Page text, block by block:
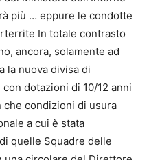
più … eppure le condotte
In totale contrasto
ancora, solamente ad
la nuova divisa di
dotazioni di 10/12 anni
che condizioni di usura
a cui è stata
quelle Squadre delle